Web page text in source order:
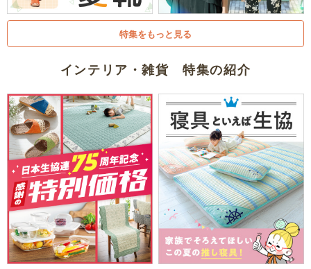
特集をもっと見る
インテリア・雑貨 特集の紹介